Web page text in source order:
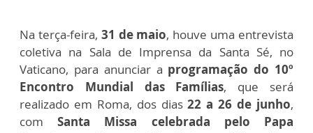
Na terça-feira, 31 de maio, houve uma entrevista
coletiva na Sala de Imprensa da Santa Sé, no
Vaticano, para anunciar a programação do 10º
Encontro Mundial das Famílias, que será
realizado em Roma, dos dias22 a 26 de junho,
com Santa Missa celebrada pelo Papa